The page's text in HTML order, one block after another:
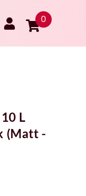
0
L
(Matt -